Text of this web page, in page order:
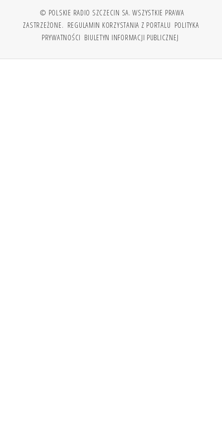
© POLSKIE RADIO SZCZECIN SA. WSZYSTKIE PRAWA
ZASTRZEŻONE. REGULAMIN KORZYSTANIA Z PORTALU POLITYKA
PRYWATNOŚCI BIULETYN INFORMACJI PUBLICZNEJ